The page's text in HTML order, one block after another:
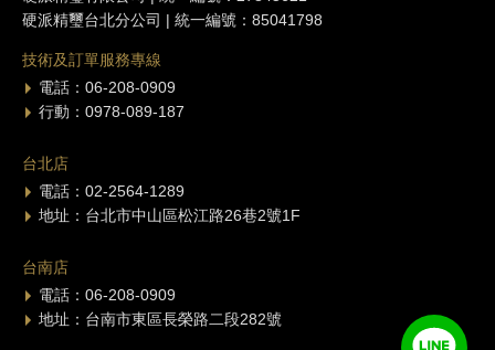
硬派精璽台北分公司 | 統一編號：85041798
技術及訂單服務專線
電話：06-208-0909
行動：0978-089-187
台北店
電話：02-2564-1289
地址：台北市中山區松江路26巷2號1F
台南店
電話：06-208-0909
地址：台南市東區長榮路二段282號